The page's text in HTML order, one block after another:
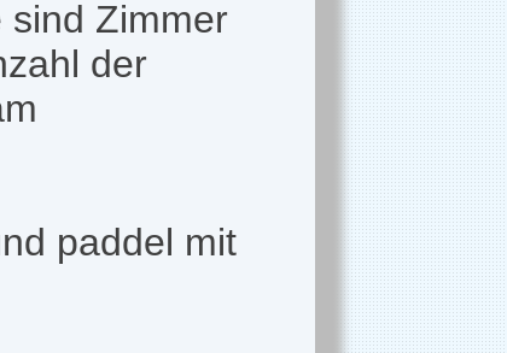
sind Zimmer
der
paddel mit